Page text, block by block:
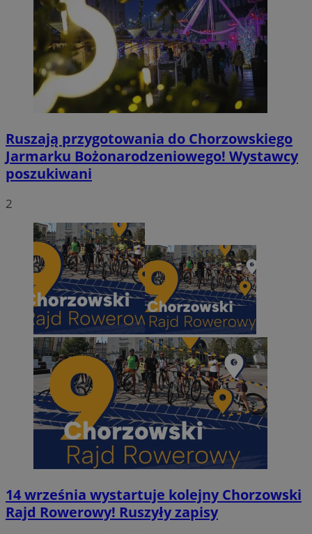
Ruszają przygotowania do Chorzowskiego
Jarmarku Bożonarodzeniowego! Wystawcy
poszukiwani
2
14 września wystartuje kolejny Chorzowski
Rajd Rowerowy! Ruszyły zapisy